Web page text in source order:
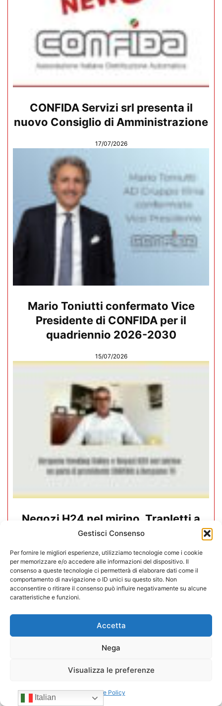
Gestisci Consenso
Per fornire le migliori esperienze, utilizziamo tecnologie come i cookie
per memorizzare e/o accedere alle informazioni del dispositivo. Il
consenso a queste tecnologie ci permetterà di elaborare dati come il
comportamento di navigazione o ID unici su questo sito. Non
acconsentire o ritirare il consenso può influire negativamente su alcune
caratteristiche e funzioni.
Accetta
Nega
Visualizza le preferenze
Cookie Policy
CONFIDA Servizi srl presenta il
nuovo Consiglio di Amministrazione
17/07/2026
Mario Toniutti confermato Vice
Presidente di CONFIDA per il
quadriennio 2026-2030
15/07/2026
Negozi H24 nel mirino. Trapletti a
Bergamo TV: “I gestori H24 non
sono il problema”
09/07/2026
Italian